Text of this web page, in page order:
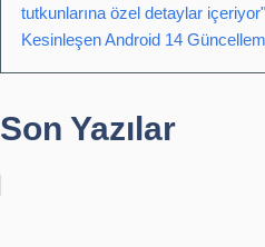
tutkunlarına özel detaylar içeriyor"
Kesinleşen Android 14
Son Yazılar